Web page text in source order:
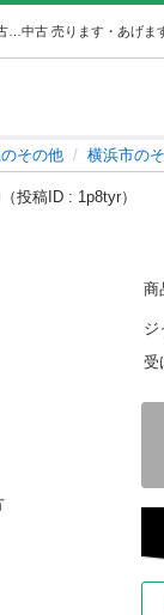
中古 売ります・あげま
その他 横浜市の
（投稿ID : 1p8tyr）
商
ジ
受